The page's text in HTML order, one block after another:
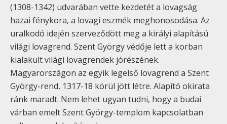
(1308-1342) udvarában vette kezdetét a lovagság
hazai fénykora, a lovagi eszmék meghonosodása. Az
uralkodó idején szerveződött meg a királyi alapítású
világi lovagrend. Szent György védője lett a korban
kialakult világi lovagrendek jórészének.
Magyarországon az egyik legelső lovagrend a Szent
György-rend, 1317-18 körül jött létre. Alapító okirata
ránk maradt. Nem lehet ugyan tudni, hogy a budai
várban emelt Szent György-templom kapcsolatban